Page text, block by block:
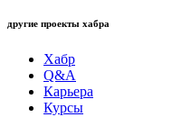
другие проекты хабра
Хабр
Q&A
Карьера
Курсы